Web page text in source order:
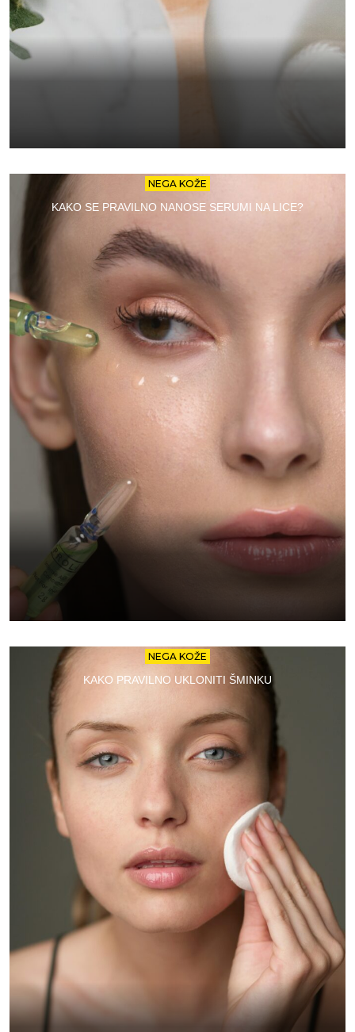
NEGA KOŽE
KAKO SE PRAVILNO NANOSE SERUMI NA LICE?
NEGA KOŽE
KAKO PRAVILNO UKLONITI ŠMINKU